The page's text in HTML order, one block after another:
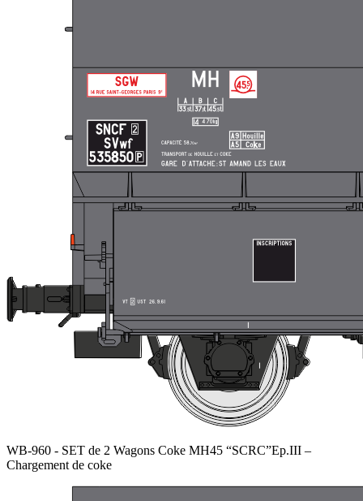
WB-960 - SET de 2 Wagons Coke MH45 “SCRC”Ep.III –
Chargement de coke